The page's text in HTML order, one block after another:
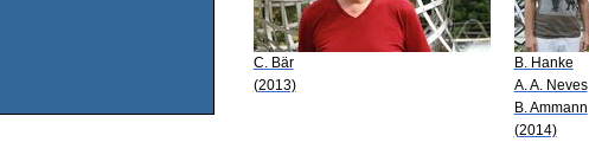
C. Bär
(2013)
B. Hanke
A. A. Neves
B. Ammann
(2014)